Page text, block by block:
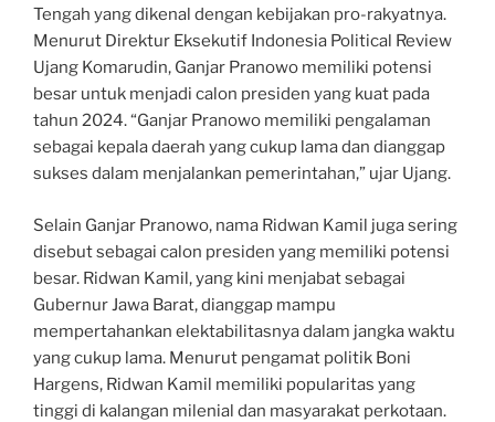
Tengah yang dikenal dengan kebijakan pro-rakyatnya.
Menurut Direktur Eksekutif Indonesia Political Review
Ujang Komarudin, Ganjar Pranowo memiliki potensi
besar untuk menjadi calon presiden yang kuat pada
tahun 2024. “Ganjar Pranowo memiliki pengalaman
sebagai kepala daerah yang cukup lama dan dianggap
sukses dalam menjalankan pemerintahan,” ujar Ujang.
Selain Ganjar Pranowo, nama Ridwan Kamil juga sering
disebut sebagai calon presiden yang memiliki potensi
besar. Ridwan Kamil, yang kini menjabat sebagai
Gubernur Jawa Barat, dianggap mampu
mempertahankan elektabilitasnya dalam jangka waktu
yang cukup lama. Menurut pengamat politik Boni
Hargens, Ridwan Kamil memiliki popularitas yang
tinggi di kalangan milenial dan masyarakat perkotaan.